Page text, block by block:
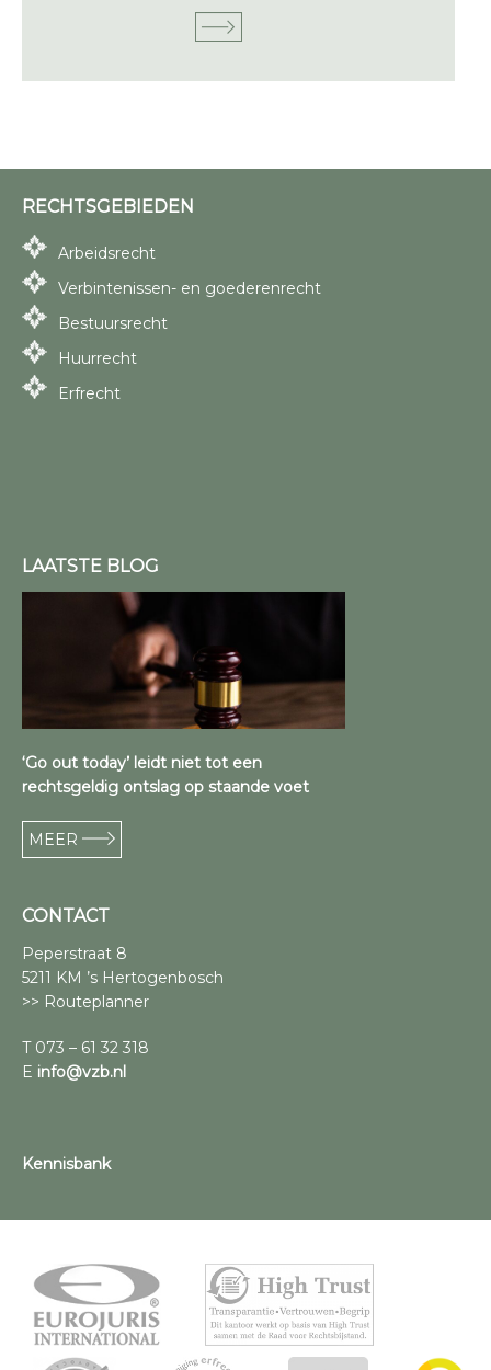
RECHTSGEBIEDEN
Arbeidsrecht
Verbintenissen- en goederenrecht
Bestuursrecht
Huurrecht
Erfrecht
LAATSTE BLOG
‘Go out today’ leidt niet tot een
rechtsgeldig ontslag op staande voet
MEER
CONTACT
Peperstraat 8
5211 KM ’s Hertogenbosch
>> Routeplanner
T 073 – 61 32 318
E info@vzb.nl
Kennisbank